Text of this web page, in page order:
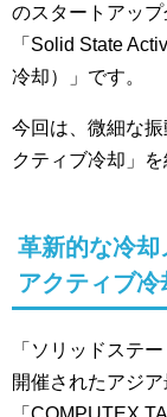
のスタートアッ
「Solid State
冷却）」です。
今回は、微細な
クティブ冷却」を
革新的な冷却
アクティブ冷
「ソリッドステ
開催されたアジ